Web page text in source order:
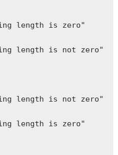
length is zero"
length is not zero"
length is not zero"
length is zero"